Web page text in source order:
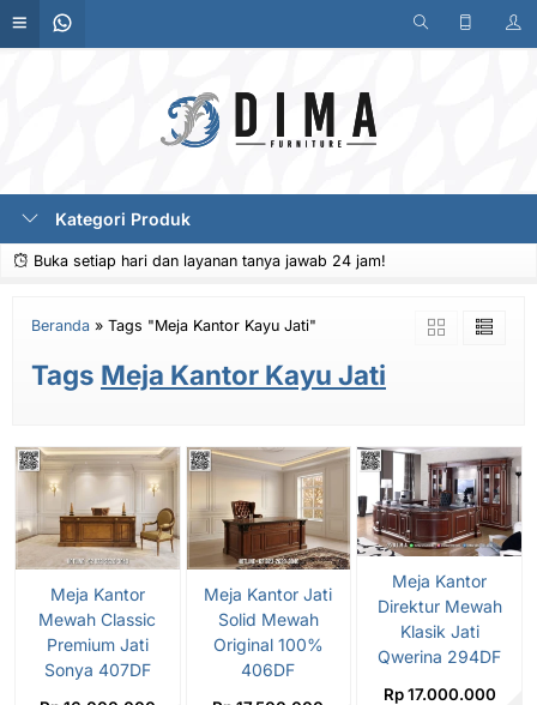
Kategori Produk
Buka setiap hari dan layanan tanya jawab 24 jam!
Beranda » Tags "Meja Kantor Kayu Jati"
Tags Meja Kantor Kayu Jati
Meja Kantor
Mewah Classic
Premium Jati
Sonya 407DF
Meja Kantor Jati
Solid Mewah
Original 100%
406DF
Meja Kantor
Direktur Mewah
Klasik Jati
Qwerina 294DF
Rp 17.000.000